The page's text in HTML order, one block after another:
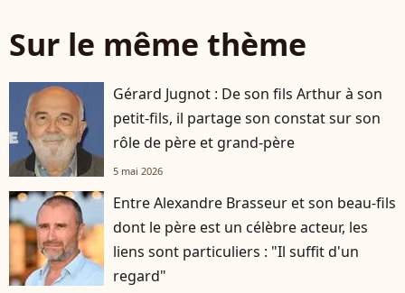
Sur le même thème
Gérard Jugnot : De son fils Arthur à son
petit-fils, il partage son constat sur son
rôle de père et grand-père
5 mai 2026
Entre Alexandre Brasseur et son beau-fils
dont le père est un célèbre acteur, les
liens sont particuliers : "Il suffit d'un
regard"